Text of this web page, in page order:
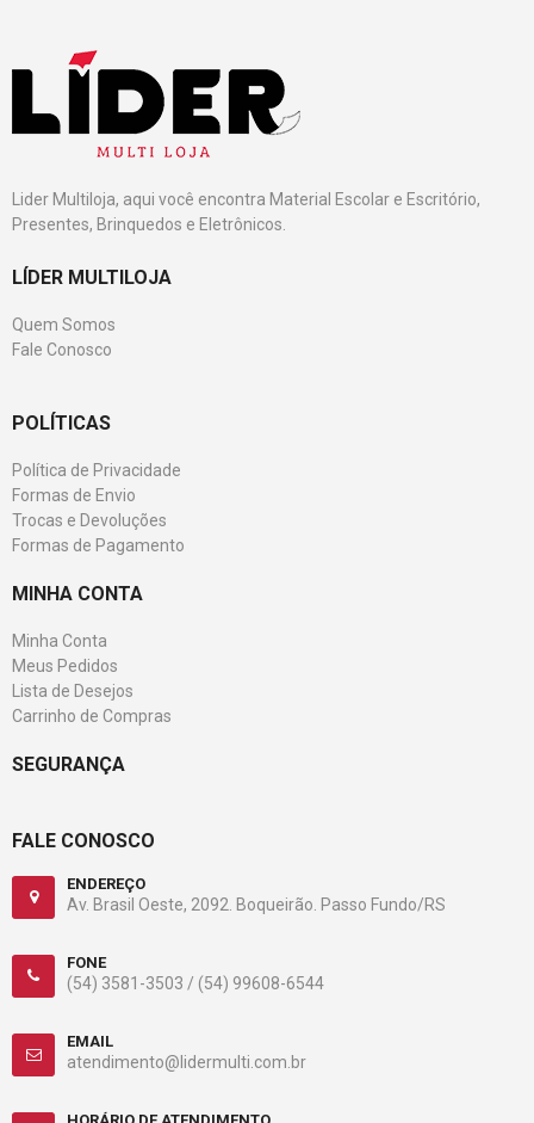
Lider Multiloja, aqui você encontra Material Escolar e Escritório,
Presentes, Brinquedos e Eletrônicos.
LÍDER MULTILOJA
Quem Somos
Fale Conosco
POLÍTICAS
Política de Privacidade
Formas de Envio
Trocas e Devoluções
Formas de Pagamento
MINHA CONTA
Minha Conta
Meus Pedidos
Lista de Desejos
Carrinho de Compras
SEGURANÇA
FALE CONOSCO
ENDEREÇO
Av. Brasil Oeste, 2092. Boqueirão. Passo Fundo/RS
FONE
(54) 3581-3503 / (54) 99608-6544
EMAIL
atendimento@lidermulti.com.br